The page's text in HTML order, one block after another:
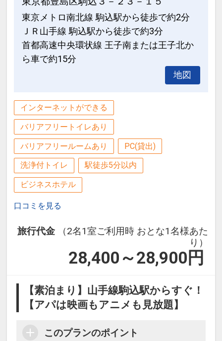
東京メトロ南北線 駒込駅から徒歩で約2分
ＪＲ山手線 駒込駅から徒歩で約3分
首都高速中央環状線 王子南または王子北か
ら車で約15分
地図
インターネットができる
バリアフリートイレあり
バリアフリールームあり PC(貸出)
洗浄付トイレ 駅徒歩5分以内
ビジネスホテル
口コミを見る
旅行代金
（2名1室ご利用時 おとな1名様あた
り）
28,400～28,900 円
【素泊まり】山手線駒込駅からすぐ！
【アパは映画もアニメも見放題】
このプランのポイント